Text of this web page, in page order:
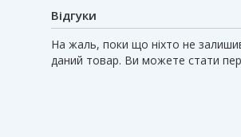
Відгуки
На жаль, поки що ніхто не
даний товар. Ви можете стати